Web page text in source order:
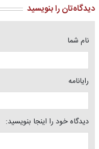
دیدگاه‌تان را بنویسید
نام شما
رایانامه
دیدگاه خود را اینجا بنویسید: